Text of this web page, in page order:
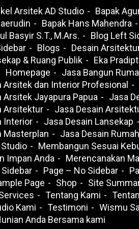
Arsitek AD Studio
Bapak
Bapak Hans Mahendra
Basyir S.T., M.Ars.
Blog Left
Blogs Desain
& Ruang Publik
Eka
Homepage
Jasa Bangun
Arsitek dan Interior Profesional
Arsitek Jayapura Papua
Jasa
Arsitektur
Jasa Desain
Interior
Jasa Desain Lansekap
Masterplan
Jasa Desain Rumah
Studio
Membangun Sesuai
Impan Anda
Merencanakan
Page – No Sidebar
Page Shop
Site
Tentang Kami
Kami
Testimoni
Wismu
Anda Bersama kami